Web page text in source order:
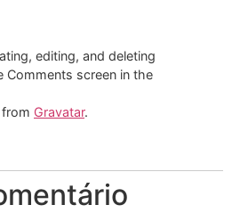
editing, and deleting
Comments screen in the
Gravatar.